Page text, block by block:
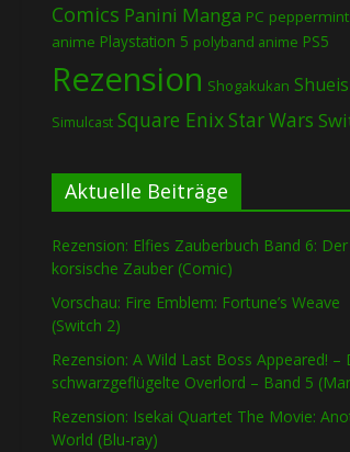
Comics Panini Manga PC peppermint
anime Playstation 5 polyband anime PS5
Rezension Shogakukan
Simulcast Square EnixStar Wars
Aktuelle Beiträge
Rezension: Elfies Zauberbuch Band 6: Der
korsische Zauber (Comic)
Vorschau: Fire Emblem: Fortune’s Weave
(Switch 2)
Rezension: A Wild Last Boss Appeared! –
schwarzgeflügelte Overlord – Band 5
Rezension: Isekai Quartet The Movie:
World (Blu-ray)